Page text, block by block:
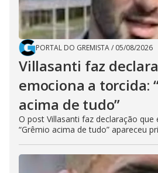
PORTAL DO GREMISTA/ 05/08/2026
Villasanti faz
emociona a torcida:
acima de tudo”
O post Villasanti faz declaração
“Grêmio acima de tudo” apareceu